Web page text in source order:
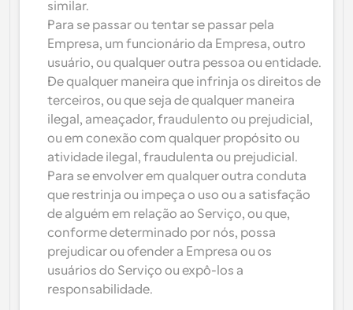
similar.
Para se passar ou tentar se passar pela
Empresa, um funcionário da Empresa, outro
usuário, ou qualquer outra pessoa ou entidade.
De qualquer maneira que infrinja os direitos de
terceiros, ou que seja de qualquer maneira
ilegal, ameaçador, fraudulento ou prejudicial,
ou em conexão com qualquer propósito ou
atividade ilegal, fraudulenta ou prejudicial.
Para se envolver em qualquer outra conduta
que restrinja ou impeça o uso ou a satisfação
de alguém em relação ao Serviço, ou que,
conforme determinado por nós, possa
prejudicar ou ofender a Empresa ou os
usuários do Serviço ou expô-los a
responsabilidade.